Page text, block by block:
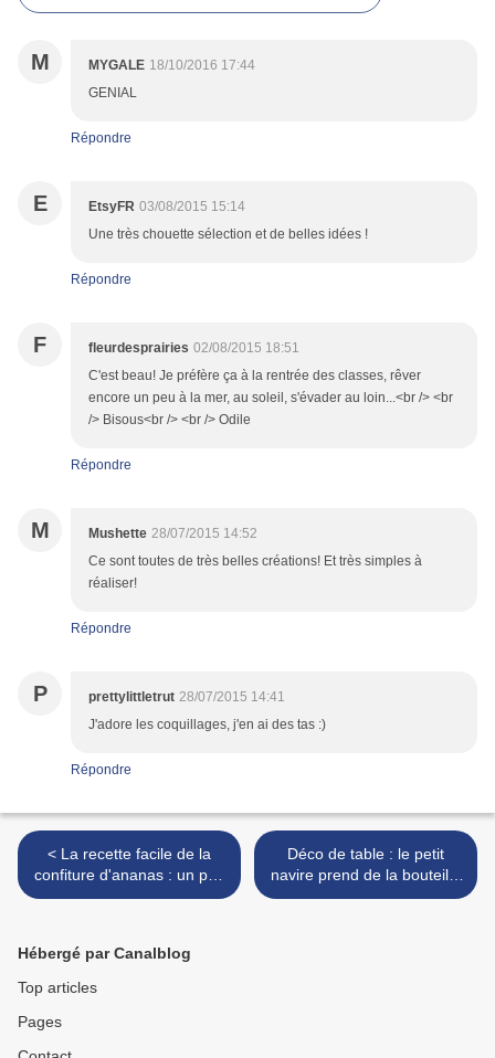
M MYGALE 18/10/2016 17:44
GENIAL
Répondre
E EtsyFR 03/08/2015 15:14
Une très chouette sélection et de belles idées !
Répondre
F fleurdesprairies 02/08/2015 18:51
C'est beau! Je préfère ça à la rentrée des classes, rêver
encore un peu à la mer, au soleil, s'évader au loin...<br /> <br
/> Bisous<br /> <br /> Odile
Répondre
M Mushette 28/07/2015 14:52
Ce sont toutes de très belles créations! Et très simples à
réaliser!
Répondre
P prettylittletrut 28/07/2015 14:41
J'adore les coquillages, j'en ai des tas :)
Répondre
< La recette facile de la
confiture d'ananas : un peu
d'exotisme sur les tartines
Déco de table : le petit
navire prend de la bouteille
>
Hébergé par Canalblog
Top articles
Pages